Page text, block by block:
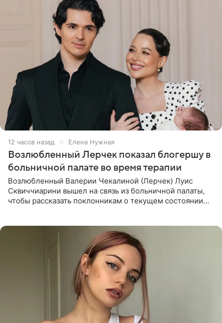
12 часов назад Елена Нужная
Возлюбленный Лерчек показал блогершу в
больничной палате во время терапии
Возлюбленный Валерии Чекалиной (Лерчек) Луис
Сквиччиарини вышел на связь из больничной палаты,
чтобы рассказать поклонникам о текущем состоянии